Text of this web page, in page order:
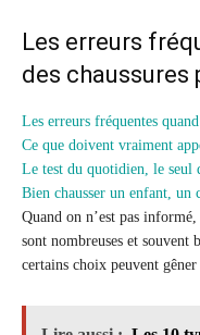
Les erreurs
des chaussures
Les erreurs fréquentes
Ce que doivent vraiment
Le test du quotidien, le seul
Bien chausser un enfant, un
Quand on n’est pas
sont nombreuses et souvent
certains choix peuvent